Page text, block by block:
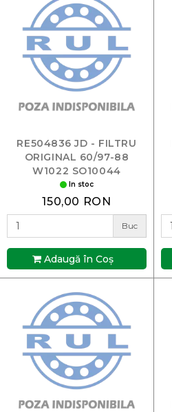
RE504836 JD - FILTRU
ORIGINAL 60/97-88
W1022 SO10044
In stoc
150,00 RON
Buc
Adaugă în Coş